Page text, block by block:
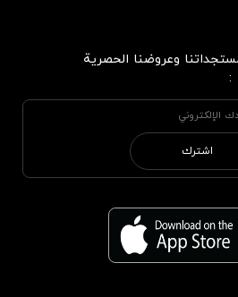
وعروضنا الحصرية
:
اشترك